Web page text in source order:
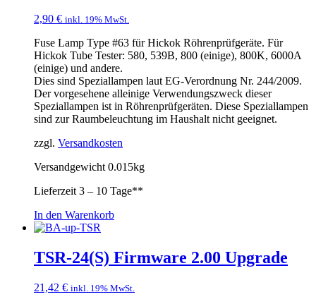
2,90 € inkl. 19% MwSt.
Fuse Lamp Type #63 für Hickok Röhrenprüfgeräte. Für
Hickok Tube Tester: 580, 539B, 800 (einige), 800K, 6000A
(einige) und andere.
Dies sind Speziallampen laut EG-Verordnung Nr. 244/2009.
Der vorgesehene alleinige Verwendungszweck dieser
Speziallampen ist in Röhrenprüfgeräten. Diese Speziallampen
sind zur Raumbeleuchtung im Haushalt nicht geeignet.
zzgl. Versandkosten
Versandgewicht 0.015kg
Lieferzeit 3 – 10 Tage**
In den Warenkorb
TSR-24(S) Firmware 2.00 Upgrade
21,42 € inkl. 19% MwSt.